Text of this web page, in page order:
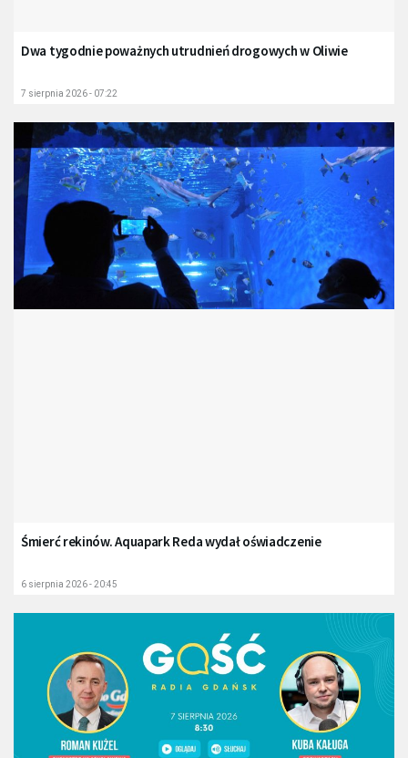
Dwa tygodnie poważnych utrudnień drogowych w Oliwie
7 sierpnia 2026 - 07:22
Śmierć rekinów. Aquapark Reda wydał oświadczenie
6 sierpnia 2026 - 20:45